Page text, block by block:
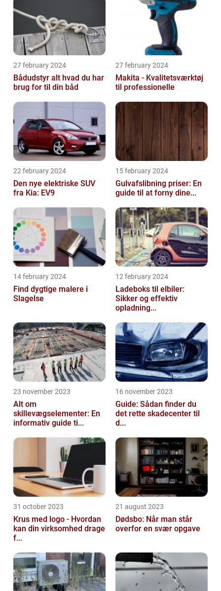
27 february 2024
Bådudstyr alt hvad du har
brug for til din båd
27 february 2024
Makita - Kvalitetsværktøj
til professionelle
22 february 2024
Den nye elektriske SUV
fra Kia: EV9
15 february 2024
Gulvafslibning priser: En
guide til at forny dine...
14 february 2024
Find dygtige malere i
Slagelse
12 february 2024
Ladeboks til elbiler:
Sikker og effektiv
opladning...
23 november 2023
Alt om
skillevægselementer: En
informativ guide ti...
16 november 2023
Guide: Sådan finder du
det rette skadecenter til
d...
31 october 2023
Krus med logo - Hvordan
kan din virksomhed drage
f...
21 august 2023
Dødsbo: Når man står
overfor en svær opgave